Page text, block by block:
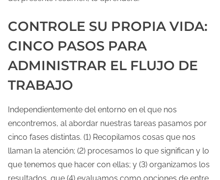
CONTROLE SU PROPIA VIDA:
CINCO PASOS PARA
ADMINISTRAR EL FLUJO DE
TRABAJO
Independientemente del entorno en el que nos
encontremos, al abordar nuestras tareas pasamos por
cinco fases distintas. (1) Recopilamos cosas que nos
llaman la atención; (2) procesamos lo que significan y lo
que tenemos que hacer con ellas; y (3) organizamos los
resultados, que (4) evaluamos como opciones de entre